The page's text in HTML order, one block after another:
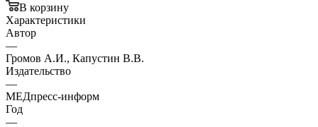
В корзину
Характеристики
Автор
—
Громов А.И., Капустин В.В.
Издательство
—
МЕДпресс-информ
Год
—